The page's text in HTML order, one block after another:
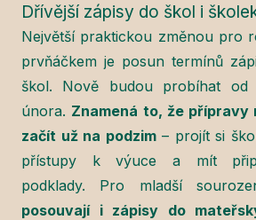
Dřívější zápisy do škol i
Největší praktickou změnou pro
prvňáčkem je posun termínů
škol. Nově budou probíhat od
února. Znamená to, že přípravy
začít už na podzim– projít si
přístupy k výuce a mít
podklady. Pro mladší
posouvají i zápisy do